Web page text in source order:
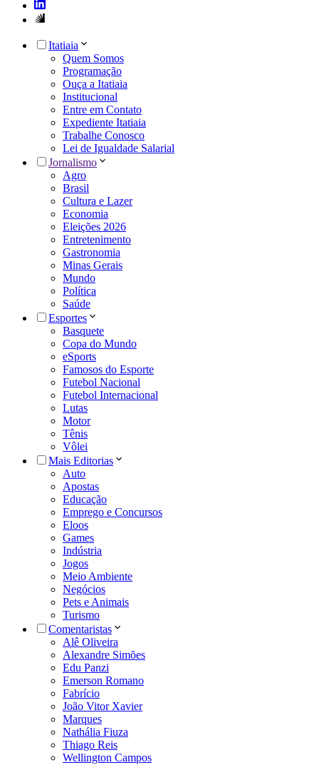
Itatiaia
Quem Somos
Programação
Ouça a Itatiaia
Institucional
Entre em Contato
Expediente Itatiaia
Trabalhe Conosco
Lei de Igualdade Salarial
Jornalismo
Agro
Brasil
Cultura e Lazer
Economia
Eleições 2026
Entretenimento
Gastronomia
Minas Gerais
Mundo
Política
Saúde
Esportes
Basquete
Copa do Mundo
eSports
Famosos do Esporte
Futebol Nacional
Futebol Internacional
Lutas
Motor
Tênis
Vôlei
Mais Editorias
Auto
Apostas
Educação
Emprego e Concursos
Eloos
Games
Indústria
Jogos
Meio Ambiente
Negócios
Pets e Animais
Turismo
Comentaristas
Alê Oliveira
Alexandre Simões
Edu Panzi
Emerson Romano
Fabrício
João Vitor Xavier
Marques
Nathália Fiuza
Thiago Reis
Wellington Campos